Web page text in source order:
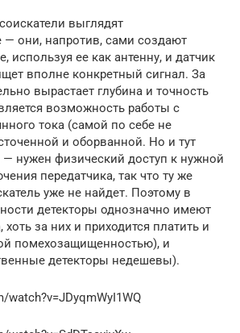
выглядят
— они, напротив, сами создают
используя ее как антенну, и датчик
вполне конкретный сигнал. За
вырастает глубина и точность
возможность работы с
тока (самой по себе не
и оборванной. Но и тут
нужен физический доступ к нужной
передатчика, так что ту же
уже не найдет. Поэтому в
детекторы однозначно имеют
за них и приходится платить и
помехозащищенностью), и
детекторы недешевы).
watch?v=JDyqmWyI1WQ